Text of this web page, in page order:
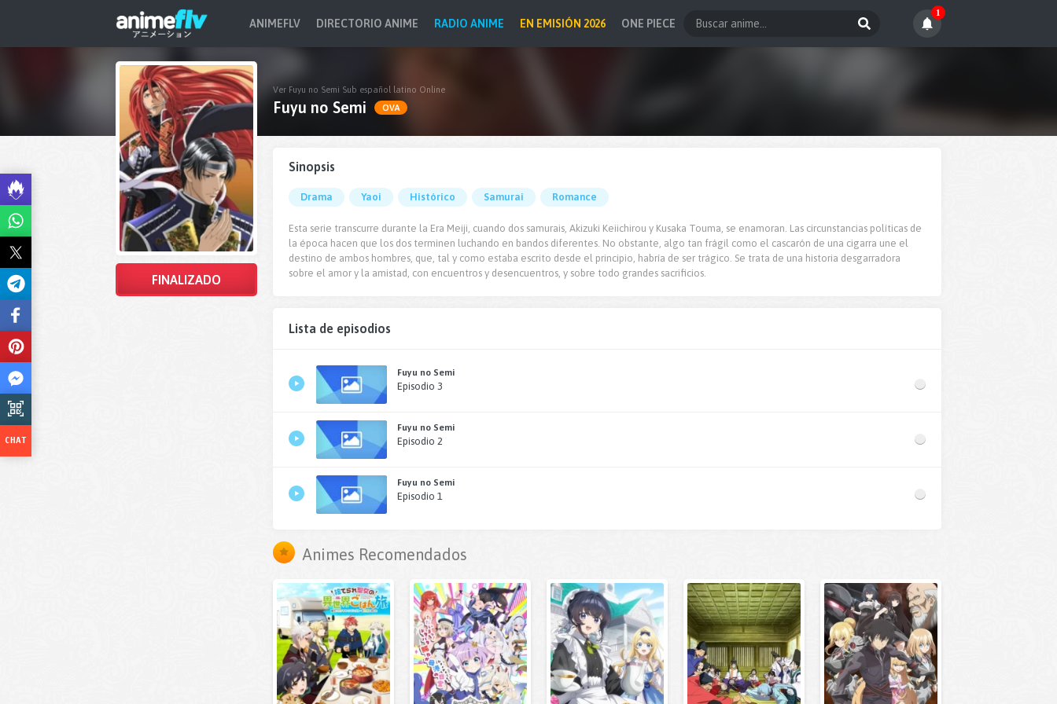
ANIMEFLV DIRECTORIO ANIME RADIO ANIME EN EMISIÓN 2026 ONE PIECE
1
Ver Fuyu no Semi Sub español latino Online
Fuyu no Semi OVA
FINALIZADO
Sinopsis
Drama Yaoi Histórico Samurai Romance
Esta serie transcurre durante la Era Meiji, cuando dos samurais, Akizuki Keiichirou y Kusaka Touma, se enamoran. Las circunstancias políticas de
la época hacen que los dos terminen luchando en bandos diferentes. No obstante, algo tan frágil como el cascarón de una cigarra une el
destino de ambos hombres, que, tal y como estaba escrito desde el principio, habría de ser trágico. Se trata de una historia desgarradora
sobre el amor y la amistad, con encuentros y desencuentros, y sobre todo grandes sacrificios.
Lista de episodios
Fuyu no Semi
Episodio 3
Fuyu no Semi
Episodio 2
Fuyu no Semi
Episodio 1
Animes Recomendados